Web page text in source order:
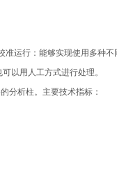
运行：能够实现使用多种不
可以用人工方式进行处理。
分析柱。主要技术指标：